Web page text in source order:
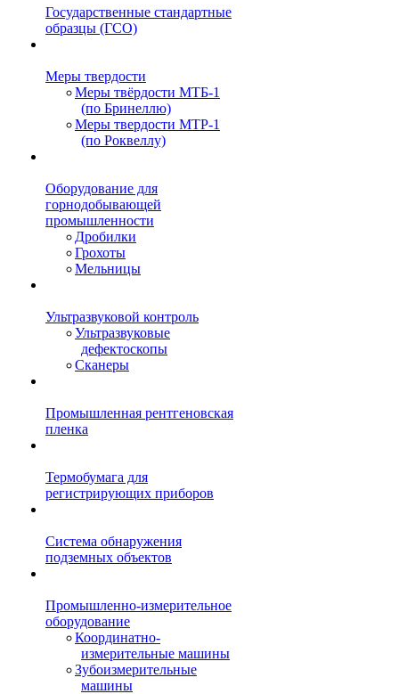
Государственные стандартные
образцы (ГСО)
Меры твердости
Меры твёрдости МТБ-1
(по Бринеллю)
Меры твердости МТР-1
(по Роквеллу)
Оборудование для
горнодобывающей
промышленности
Дробилки
Грохоты
Мельницы
Ультразвуковой контроль
Ультразвуковые
дефектоскопы
Сканеры
Промышленная рентгеновская
пленка
Термобумага для
регистрирующих приборов
Система обнаружения
подземных объектов
Промышленно-измерительное
оборудование
Координатно-
измерительные машины
Зубоизмерительные
машины